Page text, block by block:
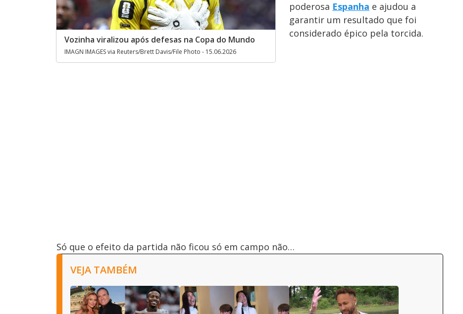
Vozinha viralizou após defesas na Copa do Mundo
IMAGN IMAGES via Reuters/Brett Davis/File Photo - 15.06.2026
poderosa Espanha e ajudou a
garantir um resultado que foi
considerado épico pela torcida.
Só que o efeito da partida não ficou só em campo não…
VEJA TAMBÉM